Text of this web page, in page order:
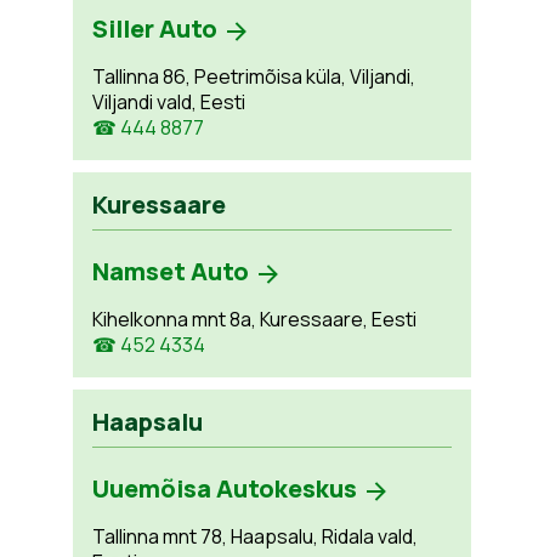
Siller Auto
Tallinna 86, Peetrimõisa küla, Viljandi,
Viljandi vald, Eesti
☎ 444 8877
Kuressaare
Namset Auto
Kihelkonna mnt 8a, Kuressaare, Eesti
☎ 452 4334
Haapsalu
Uuemõisa Autokeskus
Tallinna mnt 78, Haapsalu, Ridala vald,